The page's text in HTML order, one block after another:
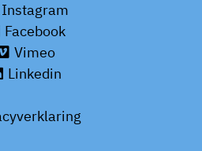
Instagram
Facebook
Vimeo
Linkedin